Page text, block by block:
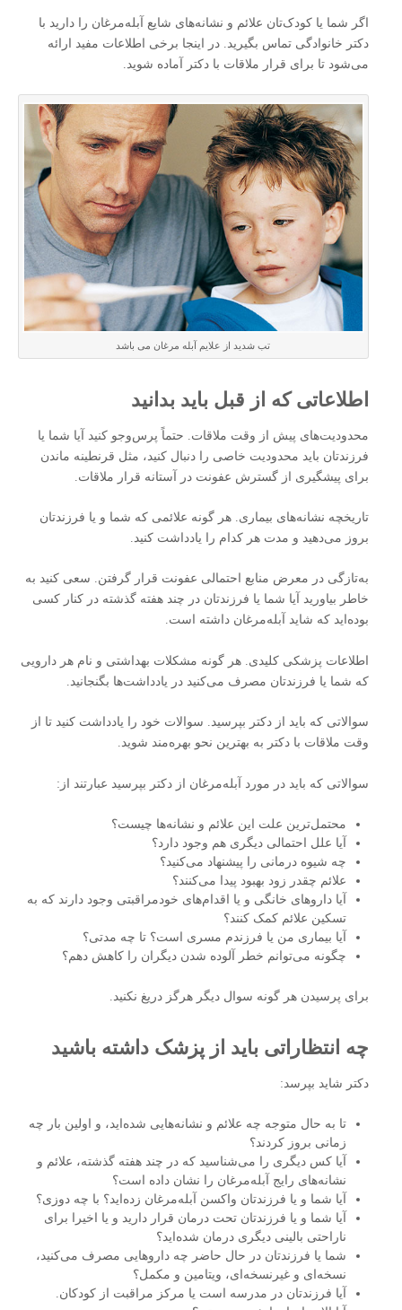
اگر شما یا کودک‌تان علائم و نشانه‌های شایع آبله‌مرغان را دارید با
دکتر خانوادگی تماس بگیرید. در اینجا برخی اطلاعات مفید ارائه
می‌شود تا برای قرار ملاقات با دکتر آماده شوید.
تب شدید از علایم آبله مرغان می باشد
اطلاعاتی که از قبل باید بدانید
محدودیت‌های پیش از وقت ملاقات. حتماً پرس‌و‌جو کنید آیا شما یا
فرزندتان باید محدودیت خاصی را دنبال کنید، مثل قرنطینه ماندن
برای پیشگیری از گسترش عفونت در آستانه قرار ملاقات.
تاریخچه نشانه‌های بیماری. هر گونه علائمی که شما و یا فرزندتان
بروز می‌دهید و مدت هر کدام را یادداشت کنید.
به‌تازگی در معرض منابع احتمالی عفونت قرار گرفتن. سعی کنید به
خاطر بیاورید آیا شما یا فرزندتان در چند هفته گذشته در کنار کسی
بوده‌اید که شاید آبله‌مرغان داشته است.
اطلاعات پزشکی کلیدی. هر گونه مشکلات بهداشتی و نام هر دارویی
که شما یا فرزندتان مصرف می‌کنید در یادداشت‌ها بگنجانید.
سوالاتی که باید از دکتر بپرسید. سوالات خود را یادداشت کنید تا از
وقت ملاقات با دکتر به بهترین نحو بهره‌مند شوید.
سوالاتی که باید در مورد آبله‌مرغان از دکتر بپرسید عبارتند از:
محتمل‌ترین علت این علائم و نشانه‌ها چیست؟
آیا علل احتمالی دیگری هم وجود دارد؟
چه شیوه درمانی را پیشنهاد می‌کنید؟
علائم چقدر زود بهبود پیدا می‌کنند؟
آیا داروهای خانگی و یا اقدام‌های خودمراقبتی وجود دارند که به
تسکین علائم کمک کنند؟
آیا بیماری من یا فرزندم مسری است؟ تا چه مدتی؟
چگونه می‌توانم خطر آلوده شدن دیگران را کاهش دهم؟
برای پرسیدن هر گونه سوال دیگر هرگز دریغ نکنید.
چه انتظاراتی باید از پزشک داشته باشید
دکتر شاید بپرسد:
تا به حال متوجه چه علائم و نشانه‌هایی شده‌اید، و اولین بار چه
زمانی بروز کردند؟
آیا کس دیگری را می‌شناسید که در چند هفته گذشته، علائم و
نشانه‌های رایج آبله‌مرغان را نشان داده است؟
آیا شما و یا فرزندتان واکسن آبله‌مرغان زده‌اید؟ با چه دوزی؟
آیا شما و یا فرزندتان تحت درمان قرار دارید و یا اخیرا برای
ناراحتی بالینی دیگری درمان شده‌اید؟
شما یا فرزندتان در حال حاضر چه داروهایی مصرف می‌کنید،
نسخه‌ای و غیرنسخه‌ای، ویتامین و مکمل؟
آیا فرزندتان در مدرسه است یا مرکز مراقبت از کودکان.